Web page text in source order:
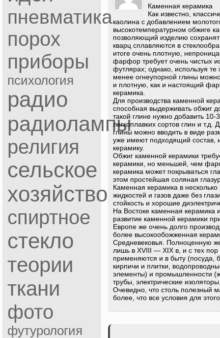
пневматика
порох
приборы
психология
радио
радиолампы
религия
сельское
хозяйство
спиртное
стекло
теории
ткани
фото
футурология
Каменная керамика
Как известно,
каолина с добавлением
высокотемпературном обжиге
позволяющий изделию
кварц сплавляются в
итоге очень плотную,
фарфор требует очень чистых
футлярах; однако, используя
менее огнеупорной глины
и плотную, как и настоящий
керамика.
Для производства каменной
способная выдерживать обжиг
такой глине нужно добавить
легкоплавких сортов глин и
глины можно вводить в виде
уже имеют подходящий состав,
керамику.
Обжиг каменной керамики
керамики, но меньшей, чем
керамика может покрываться
этом простейшая соляная
Каменная керамика в
жидкостей и газов даже без
стойкость и хорошие
На Востоке каменная керамика
развитие каменной керамики
Европе же очень долго
более высокообожженная
Средневековья. Полноценную
лишь в XVIII — XIX в, и с тех
применяются и в быту (посуда,
кирпичи и плитки,
элементы) и промышленности
трубы, электрические
Очевидно, что столь полезный
более, что все условия для